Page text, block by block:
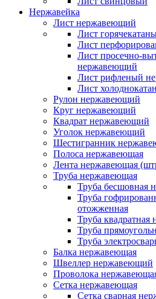
Нержавейка
Лист нержавеющий
Лист
Лист
Лист просечно-
нержавеющий
Лист рифленый
Лист
Рулон нержавеющий
Круг нержавеющий
Квадрат нержавеющий
Уголок нержавеющий
Шестигранник
Полоса нержавеющая
Лента нержавеющая
Труба нержавеющая
Труба бесшовная
Труба
отожженная
Труба
Труба
Труба
Балка нержавеющая
Швеллер нержавеющий
Проволока
Сетка нержавеющая
Сетка сварная